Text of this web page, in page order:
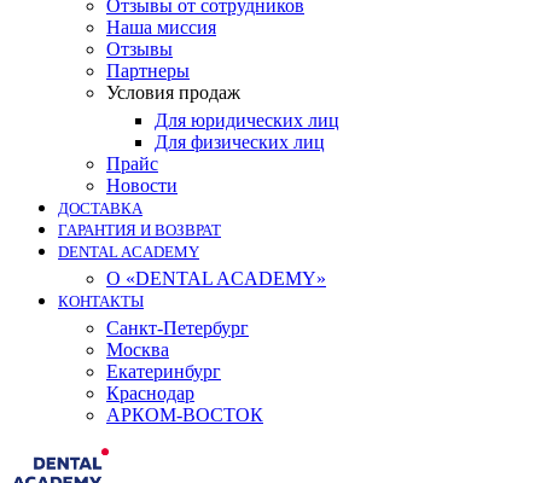
Отзывы от сотрудников
Наша миссия
Отзывы
Партнеры
Условия продаж
Для юридических лиц
Для физических лиц
Прайс
Новости
ДОСТАВКА
ГАРАНТИЯ И ВОЗВРАТ
DENTAL ACADEMY
О «DENTAL ACADEMY»
КОНТАКТЫ
Санкт-Петербург
Москва
Екатеринбург
Краснодар
АРКОМ-ВОСТОК